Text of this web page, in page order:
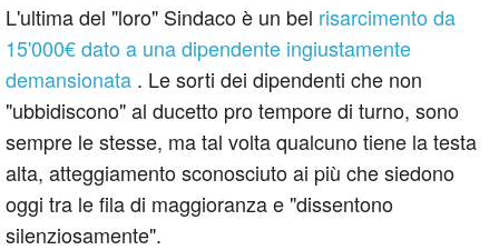
L'ultima del "loro" Sindaco è un bel risarcimento da
15'000€ dato a una dipendente ingiustamente
demansionata . Le sorti dei dipendenti che non
"ubbidiscono" al ducetto pro tempore di turno, sono
sempre le stesse, ma tal volta qualcuno tiene la testa
alta, atteggiamento sconosciuto ai più che siedono
oggi tra le fila di maggioranza e "dissentono
silenziosamente".